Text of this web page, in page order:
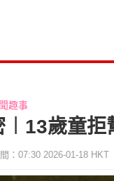
趣事
︱13歲童
：07:30 2026-01-18 HKT